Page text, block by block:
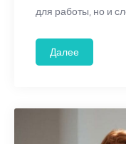
для работы, но и
Далее